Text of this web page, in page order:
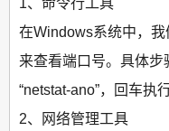
1、命令行工具
在Windows系统中，我
来查看端口号。具体
“netstat-ano”，回车执行
2、网络管理工具